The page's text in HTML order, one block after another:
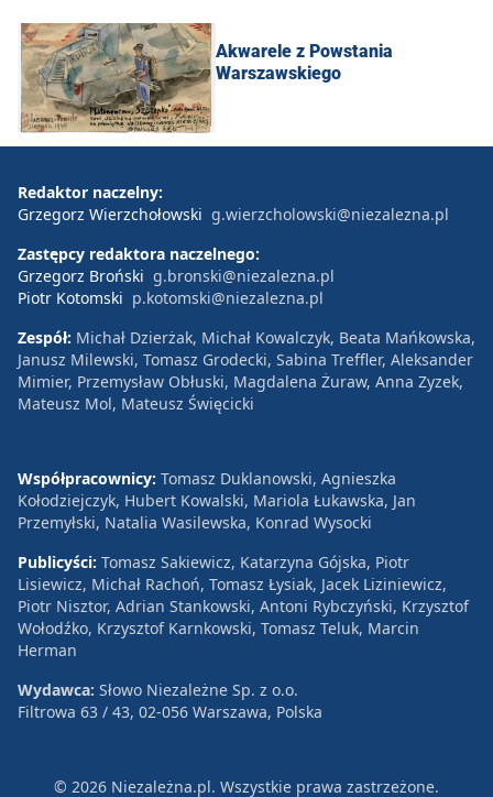
Akwarele z Powstania
Warszawskiego
Redaktor naczelny:
Grzegorz Wierzchołowski g.wierzcholowski@niezalezna.pl
Zastępcy redaktora naczelnego:
Grzegorz Broński g.bronski@niezalezna.pl
Piotr Kotomski p.kotomski@niezalezna.pl
Zespół: Michał Dzierżak, Michał Kowalczyk, Beata Mańkowska,
Janusz Milewski, Tomasz Grodecki, Sabina Treffler, Aleksander
Mimier, Przemysław Obłuski, Magdalena Żuraw, Anna Zyzek,
Mateusz Mol, Mateusz Święcicki
Współpracownicy: Tomasz Duklanowski, Agnieszka
Kołodziejczyk, Hubert Kowalski, Mariola Łukawska, Jan
Przemyłski, Natalia Wasilewska, Konrad Wysocki
Publicyści: Tomasz Sakiewicz, Katarzyna Gójska, Piotr
Lisiewicz, Michał Rachoń, Tomasz Łysiak, Jacek Liziniewicz,
Piotr Nisztor, Adrian Stankowski, Antoni Rybczyński, Krzysztof
Wołodźko, Krzysztof Karnkowski, Tomasz Teluk, Marcin
Herman
Wydawca: Słowo Niezależne Sp. z o.o.
Filtrowa 63 / 43, 02-056 Warszawa, Polska
© 2026 Niezależna.pl. Wszystkie prawa zastrzeżone.